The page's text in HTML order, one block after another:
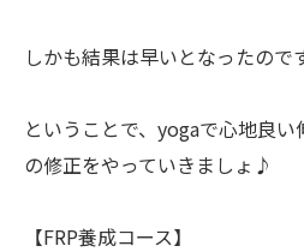
しかも結果は早いとなったので
ということで、yogaで心地良
の修正をやっていきましょ♪
【FRP養成コース】